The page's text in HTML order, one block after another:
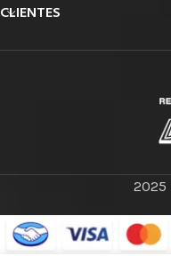
CLIENTES
2025